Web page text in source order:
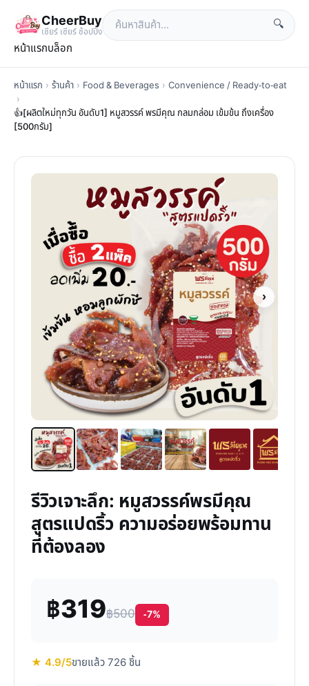
CheerBuy
เซียร์ เซียร์ ช้อปปิ้ง
🔍
หน้าแรกบล็อก
หน้าแรก › ร้านค้า › Food & Beverages › Convenience / Ready-to-eat
›
👍[ผลิตใหม่ทุกวัน อันดับ1] หมูสวรรค์ พรมีคุณ กลมกล่อม เข้มข้น ถึงเครื่อง
[500กรัม]
›
รีวิวเจาะลึก: หมูสวรรค์พรมีคุณ
สูตรแปดริ้ว ความอร่อยพร้อมทาน
ที่ต้องลอง
฿319฿500 -7%
★ 4.9/5ขายแล้ว 726 ชิ้น